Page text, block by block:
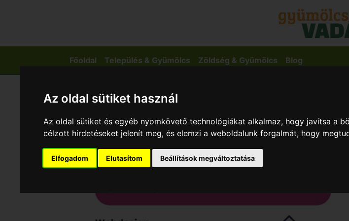
Az oldal sütiket használ
Az oldal sütiket és egyéb nyomkövető technológiákat alkalmaz, hogy javítsa a
célzott hirdetéseket jelenít meg, és elemzi a weboldalunk forgalmát, hogy
Elfogadom Elutasítom Beállítások megváltoztatása
Főoldal Település & Gyümölcs Zöldség & Gyümölcs Blog